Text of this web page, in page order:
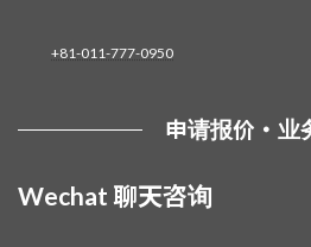
+81-011-777-0950
申请报价・业
Wechat 聊天咨询